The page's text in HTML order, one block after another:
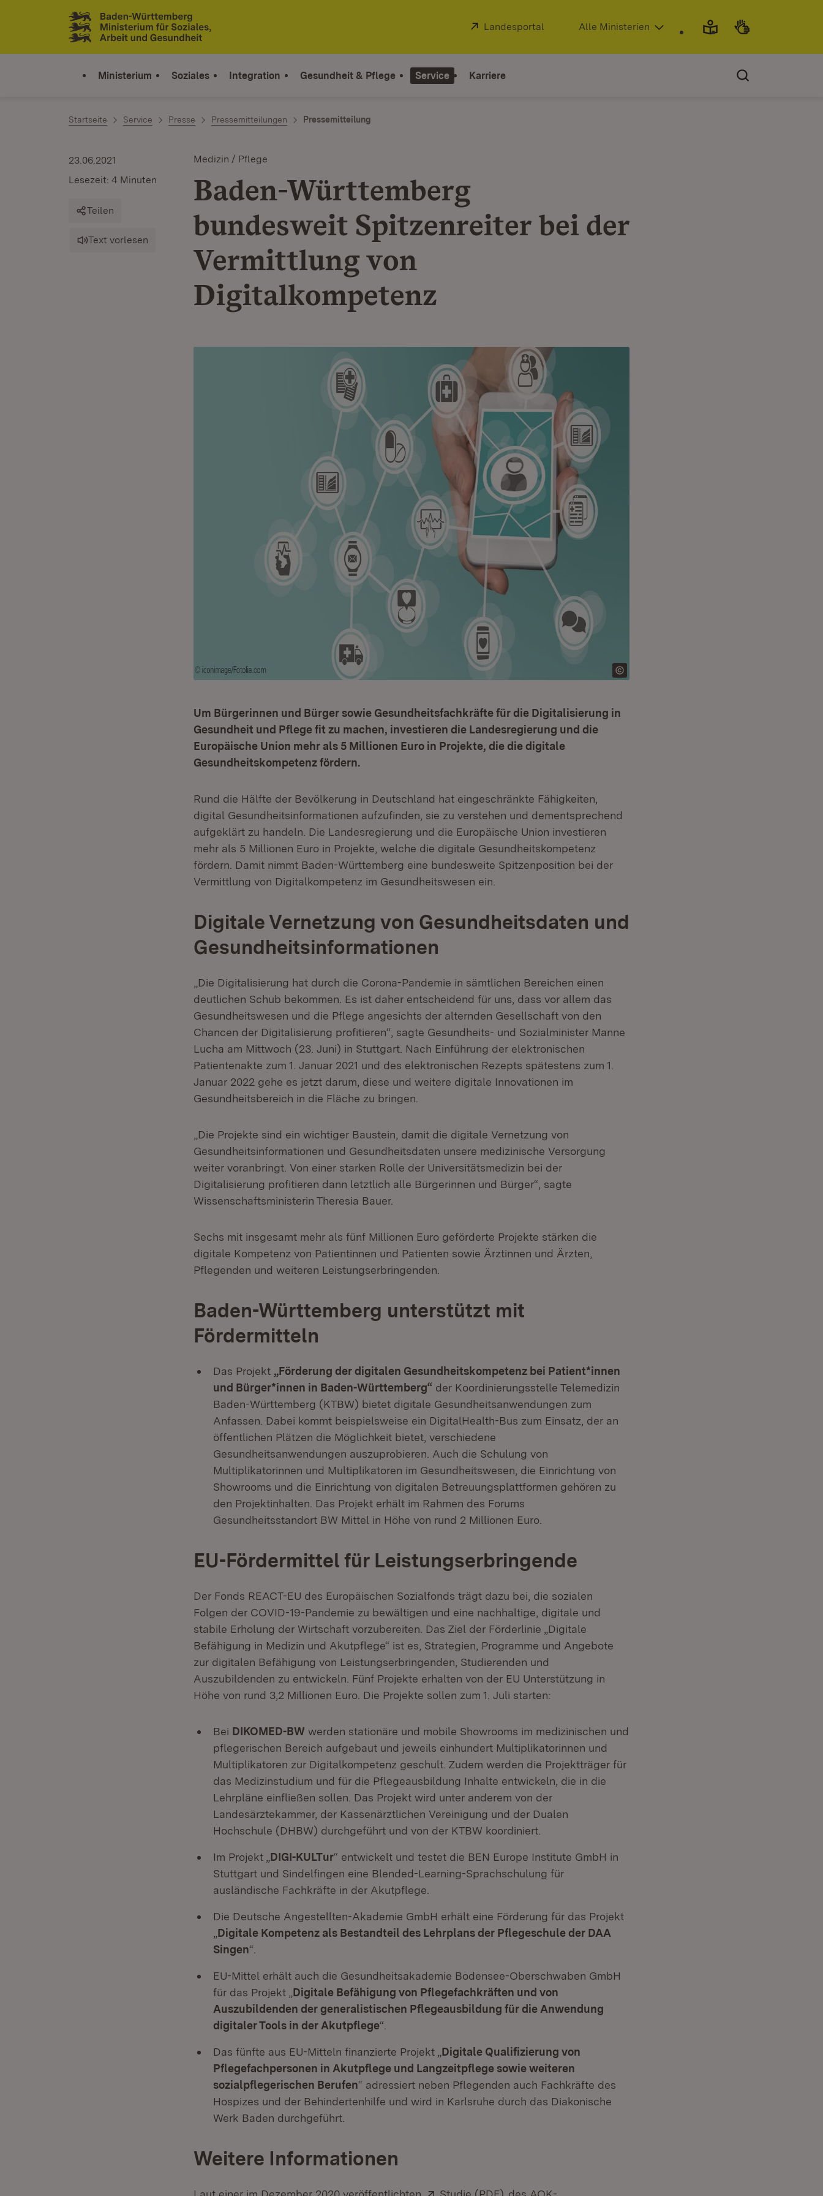
Zum Inhalt springen
Link zur Startseite
Extern:
Landesportal (Öffnet in neuem Fenster)
Alle Ministerien
Ministerium Soziales Integration Gesundheit & Pflege Service Karriere
Startseite Service Presse Pressemitteilungen Pressemitteilung
Medizin / Pflege
Baden-Württemberg
bundesweit Spitzenreiter bei der
Vermittlung von
Digitalkompetenz
23.06.2021
Lesezeit: 4 Minuten
Teilen
Text vorlesen
Um Bürgerinnen und Bürger sowie Gesundheitsfachkräfte für die Digitalisierung in
Gesundheit und Pflege fit zu machen, investieren die Landesregierung und die
Europäische Union mehr als 5 Millionen Euro in Projekte, die die digitale
Gesundheitskompetenz fördern.
Rund die Hälfte der Bevölkerung in Deutschland hat eingeschränkte Fähigkeiten,
digital Gesundheitsinformationen aufzufinden, sie zu verstehen und dementsprechend
aufgeklärt zu handeln. Die Landesregierung und die Europäische Union investieren
mehr als 5 Millionen Euro in Projekte, welche die digitale Gesundheitskompetenz
fördern. Damit nimmt Baden-Württemberg eine bundesweite Spitzenposition bei der
Vermittlung von Digitalkompetenz im Gesundheitswesen ein.
Digitale Vernetzung von Gesundheitsdaten und
Gesundheitsinformationen
„Die Digitalisierung hat durch die Corona-Pandemie in sämtlichen Bereichen einen
deutlichen Schub bekommen. Es ist daher entscheidend für uns, dass vor allem das
Gesundheitswesen und die Pflege angesichts der alternden Gesellschaft von den
Chancen der Digitalisierung profitieren“, sagte Gesundheits- und Sozialminister Manne
Lucha am Mittwoch (23. Juni) in Stuttgart. Nach Einführung der elektronischen
Patientenakte zum 1. Januar 2021 und des elektronischen Rezepts spätestens zum 1.
Januar 2022 gehe es jetzt darum, diese und weitere digitale Innovationen im
Gesundheitsbereich in die Fläche zu bringen.
„Die Projekte sind ein wichtiger Baustein, damit die digitale Vernetzung von
Gesundheitsinformationen und Gesundheitsdaten unsere medizinische Versorgung
weiter voranbringt. Von einer starken Rolle der Universitätsmedizin bei der
Digitalisierung profitieren dann letztlich alle Bürgerinnen und Bürger“, sagte
Wissenschaftsministerin Theresia Bauer.
Sechs mit insgesamt mehr als fünf Millionen Euro geförderte Projekte stärken die
digitale Kompetenz von Patientinnen und Patienten sowie Ärztinnen und Ärzten,
Pflegenden und weiteren Leistungserbringenden.
Baden-Württemberg unterstützt mit
Fördermitteln
Das Projekt „Förderung der digitalen Gesundheitskompetenz bei Patient*innen
und Bürger*innen in Baden-Württemberg“ der Koordinierungsstelle Telemedizin
Baden-Württemberg (KTBW) bietet digitale Gesundheitsanwendungen zum
Anfassen. Dabei kommt beispielsweise ein DigitalHealth-Bus zum Einsatz, der an
öffentlichen Plätzen die Möglichkeit bietet, verschiedene
Gesundheitsanwendungen auszuprobieren. Auch die Schulung von
Multiplikatorinnen und Multiplikatoren im Gesundheitswesen, die Einrichtung von
Showrooms und die Einrichtung von digitalen Betreuungsplattformen gehören zu
den Projektinhalten. Das Projekt erhält im Rahmen des Forums
Gesundheitsstandort BW Mittel in Höhe von rund 2 Millionen Euro.
EU-Fördermittel für Leistungserbringende
Der Fonds REACT-EU des Europäischen Sozialfonds trägt dazu bei, die sozialen
Folgen der COVID-19-Pandemie zu bewältigen und eine nachhaltige, digitale und
stabile Erholung der Wirtschaft vorzubereiten. Das Ziel der Förderlinie „Digitale
Befähigung in Medizin und Akutpflege“ ist es, Strategien, Programme und Angebote
zur digitalen Befähigung von Leistungserbringenden, Studierenden und
Auszubildenden zu entwickeln. Fünf Projekte erhalten von der EU Unterstützung in
Höhe von rund 3,2 Millionen Euro. Die Projekte sollen zum 1. Juli starten:
Bei DIKOMED-BW werden stationäre und mobile Showrooms im medizinischen und
pflegerischen Bereich aufgebaut und jeweils einhundert Multiplikatorinnen und
Multiplikatoren zur Digitalkompetenz geschult. Zudem werden die Projektträger für
das Medizinstudium und für die Pflegeausbildung Inhalte entwickeln, die in die
Lehrpläne einfließen sollen. Das Projekt wird unter anderem von der
Landesärztekammer, der Kassenärztlichen Vereinigung und der Dualen
Hochschule (DHBW) durchgeführt und von der KTBW koordiniert.
Im Projekt „ DIGI-KULTur“ entwickelt und testet die BEN Europe Institute GmbH in
Stuttgart und Sindelfingen eine Blended-Learning-Sprachschulung für
ausländische Fachkräfte in der Akutpflege.
Die Deutsche Angestellten-Akademie GmbH erhält eine Förderung für das Projekt
Digitale Kompetenz als Bestandteil des Lehrplans der Pflegeschule der DAA
Singen“.
EU-Mittel erhält auch die Gesundheitsakademie Bodensee-Oberschwaben GmbH
für das Projekt „ Digitale Befähigung von Pflegefachkräften und von
Auszubildenden der generalistischen Pflegeausbildung für die Anwendung
digitaler Tools in der Akutpflege“.
Das fünfte aus EU-Mitteln finanzierte Projekt „ Digitale Qualifizierung von
Pflegefachpersonen in Akutpflege und Langzeitpflege sowie weiteren
sozialpflegerischen Berufen“ adressiert neben Pflegenden auch Fachkräfte des
Hospizes und der Behindertenhilfe und wird in Karlsruhe durch das Diakonische
Werk Baden durchgeführt.
Weitere Informationen
Extern: (Öffnet in neuem Fenster)